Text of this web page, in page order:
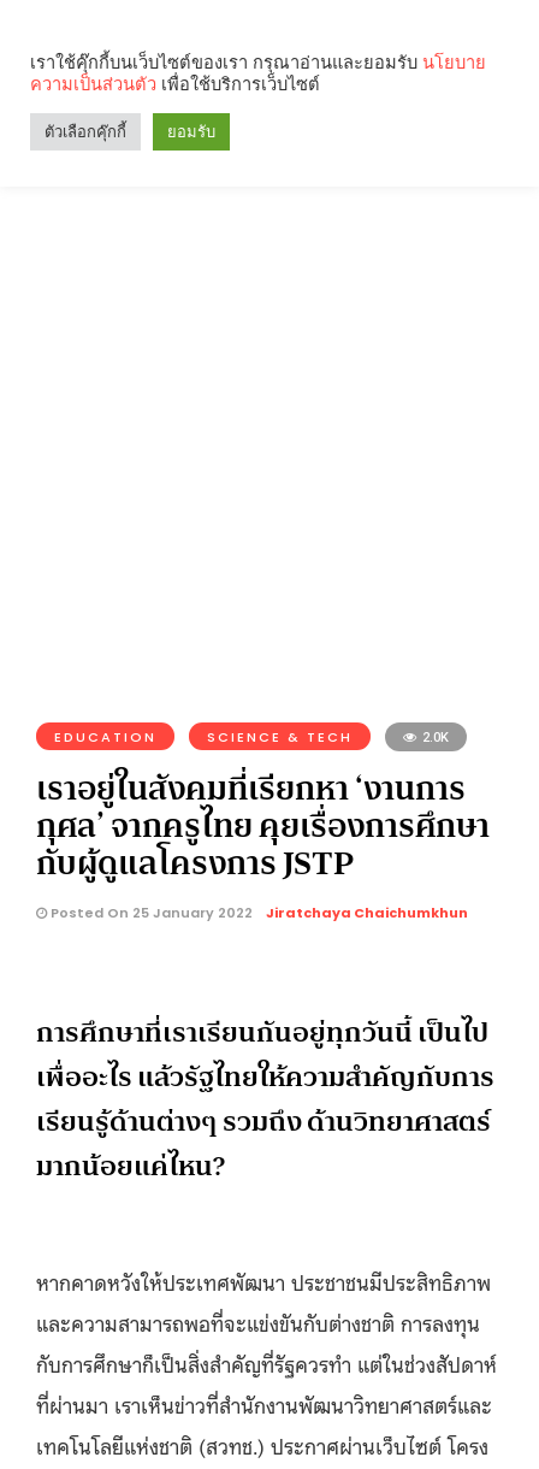
EDUCATION SCIENCE & TECH 2.0K
เราอยู่ในสังคมที่เรียกหา ‘งานการ
กุศล’ จากครูไทย คุยเรื่องการศึกษา
กับผู้ดูแลโครงการ JSTP
Posted On 25 January 2022 Jiratchaya Chaichumkhun
การศึกษาที่เราเรียนกันอยู่ทุกวันนี้ เป็นไป
เพื่ออะไร แล้วรัฐไทยให้ความสำคัญกับการ
เรียนรู้ด้านต่างๆ รวมถึง ด้านวิทยาศาสตร์
มากน้อยแค่ไหน?
หากคาดหวังให้ประเทศพัฒนา ประชาชนมีประสิทธิภาพ
และความสามารถพอที่จะแข่งขันกับต่างชาติ การลงทุน
กับการศึกษาก็เป็นสิ่งสำคัญที่รัฐควรทำ แต่ในช่วงสัปดาห์
ที่ผ่านมา เราเห็นข่าวที่สำนักงานพัฒนาวิทยาศาสตร์และ
เทคโนโลยีแห่งชาติ (สวทช.) ประกาศผ่านเว็บไซต์ โครง
เราใช้คุ๊กกี้บนเว็บไซต์ของเรา กรุณาอ่านและยอมรับ นโยบาย
ความเป็นส่วนตัว เพื่อใช้บริการเว็บไซต์
ตัวเลือกคุ๊กกี้ ยอมรับ